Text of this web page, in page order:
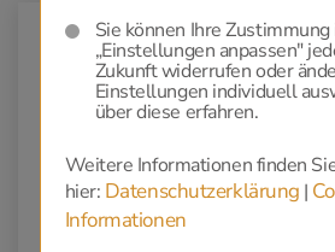
Exklusive
ab 60 € /
Bestattungsdienstleistung,
Urne, Aufbahrung, Floristik,
Trauerfeier, Bewirtung,
Sie können Ihre Zustimmung
„Einstellungen anpassen"
Zukunft widerrufen oder
Einstellungen individuell
über diese erfahren.
Weitere Informationen finden
hier: Datenschutzerklärung |
Informationen